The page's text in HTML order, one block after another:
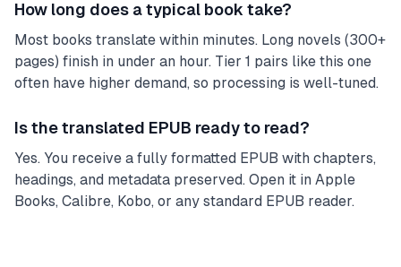
How long does a typical book take?
Most books translate within minutes. Long novels (300+
pages) finish in under an hour. Tier 1 pairs like this one
often have higher demand, so processing is well-tuned.
Is the translated EPUB ready to read?
Yes. You receive a fully formatted EPUB with chapters,
headings, and metadata preserved. Open it in Apple
Books, Calibre, Kobo, or any standard EPUB reader.